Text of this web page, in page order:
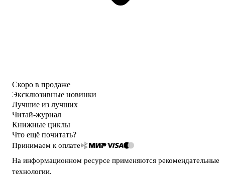
Скоро в продаже
Эксклюзивные новинки
Лучшие из лучших
Читай-журнал
Книжные циклы
Что ещё почитать?
Принимаем к оплате
На информационном ресурсе применяются рекомендательные
технологии.